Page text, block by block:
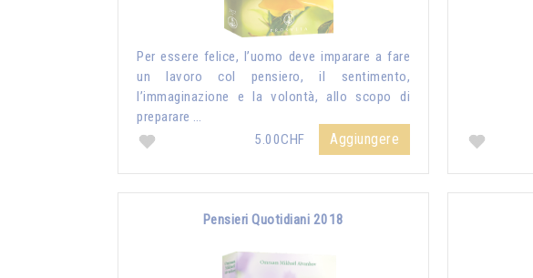
Per essere felice, l’uomo deve imparare a fare
un lavoro col pensiero, il sentimento,
l’immaginazione e la volontà, allo scopo di
preparare …
5.00CHF
Aggiungere
Pensieri Quotidiani 2018